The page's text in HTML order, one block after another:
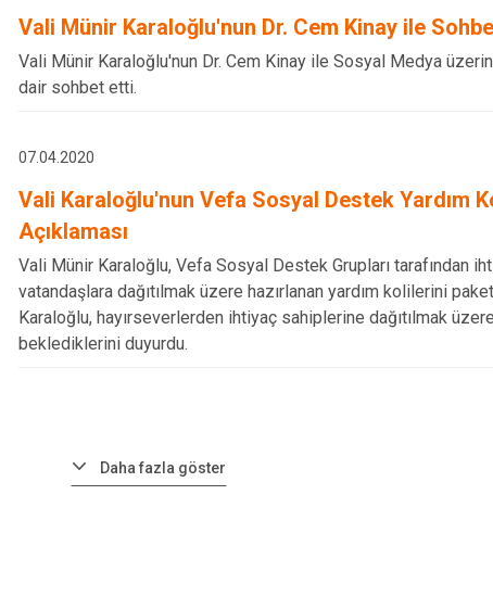
Vali Münir Karaloğlu'nun Dr. Cem Kinay ile
Vali Münir Karaloğlu'nun Dr. Cem Kinay ile Sosyal Medya
dair sohbet etti.
07.04.2020
Vali Karaloğlu'nun Vefa Sosyal Destek Yardım
Açıklaması
Vali Münir Karaloğlu, Vefa Sosyal Destek Grupları tarafından
vatandaşlara dağıtılmak üzere hazırlanan yardım kolilerini
Karaloğlu, hayırseverlerden ihtiyaç sahiplerine dağıtılmak
beklediklerini duyurdu.
Daha fazla göster